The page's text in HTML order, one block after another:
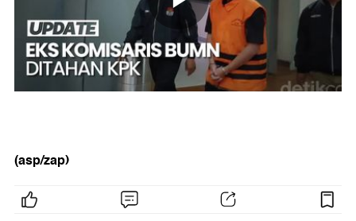
(asp/zap)